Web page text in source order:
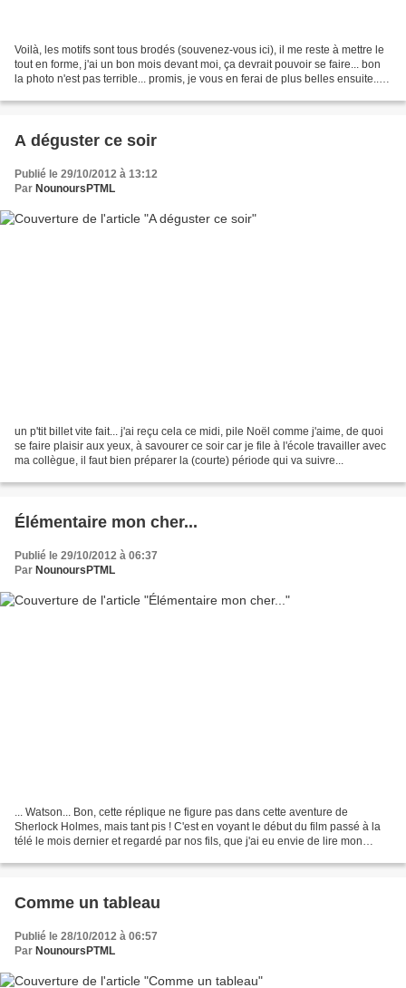
Voilà, les motifs sont tous brodés (souvenez-vous ici), il me reste à mettre le
tout en forme, j'ai un bon mois devant moi, ça devrait pouvoir se faire... bon
la photo n'est pas terrible... promis, je vous en ferai de plus belles ensuite...
A déguster ce soir
Publié le 29/10/2012 à 13:12
Par NounoursPTML
un p'tit billet vite fait... j'ai reçu cela ce midi, pile Noël comme j'aime, de quoi
se faire plaisir aux yeux, à savourer ce soir car je file à l'école travailler avec
ma collègue, il faut bien préparer la (courte) période qui va suivre...
Élémentaire mon cher...
Publié le 29/10/2012 à 06:37
Par NounoursPTML
... Watson... Bon, cette réplique ne figure pas dans cette aventure de
Sherlock Holmes, mais tant pis ! C'est en voyant le début du film passé à la
télé le mois dernier et regardé par nos fils, que j'ai eu envie de lire mon
Comme un tableau
Publié le 28/10/2012 à 06:57
Par NounoursPTML